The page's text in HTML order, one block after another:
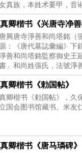
真族，本姓术要甲，音
初举进士，教授赵州。
长、陕西等路宣抚使、
少中大夫秘书...
卿楷书《兴唐寺净善
興唐寺淨善和尚塔銘（
：《唐代墓誌彙編》下
善和尚塔銘監察御史王
」和尚姓張氏，法號淨
神清，長益靈悟，誠請
經於惠雲。溯源」窮委
超，利」益宏溥，知與
卿楷书《勅国帖》
卿楷书《勅国帖》，久
国会图书馆藏书。米友
卿楷书《唐马璘碑》